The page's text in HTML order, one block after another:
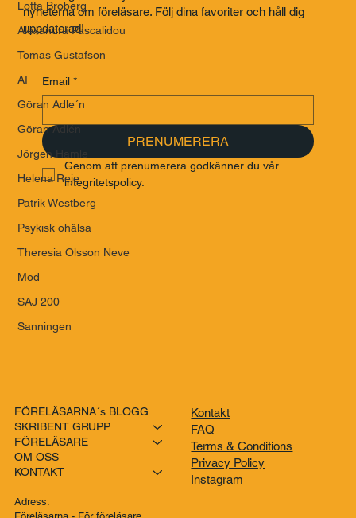
Lotta Broberg
Alexandra Pascalidou
Tomas Gustafson
AI
Göran Adle´n
Göran Adlén
Jörgen Hamle
Helena Reje
Patrik Westberg
Psykisk ohälsa
Theresia Olsson Neve
Mod
SAJ 200
Sanningen
nyheterna om föreläsare. Följ dina favoriter och håll dig
uppdaterad!
Email *
PRENUMERERA
Genom att prenumerera godkänner du vår
integritetspolicy.
FÖRELÄSARNA´s BLOGG
SKRIBENT GRUPP
FÖRELÄSARE
OM OSS
KONTAKT
Adress:
Kontakt
FAQ
Terms & Conditions
Privacy Policy
Instagram